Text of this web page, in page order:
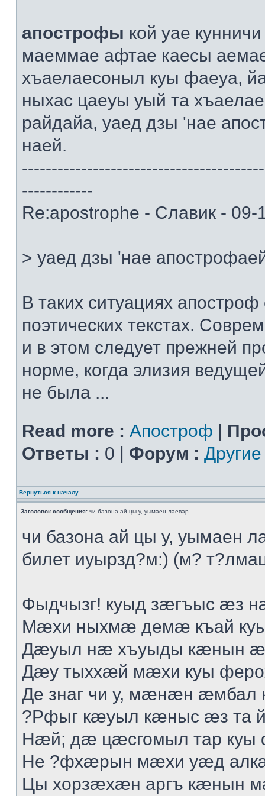
апострофы кой уае
маеммае афтае каесы
хъаелаесоныл куы фаеуа,
ныхас цаеуы уый та
райдайа, уаед дзы 'нае
наей.
------------
Re:apostrophe - Славик - 09-
> уаед дзы 'нае
В таких ситуациях апостроф
поэтических текстах.
и в этом следует прежней
норме, когда элизия
не была ...
Read more : Апостроф |
Ответы : 0 | Форум :
Вернуться к началу
Заголовок сообщения: чи базона ай цы у, уымаен лаевар
чи базона ай цы у, уымаен
билет иуырзд?м:) (м?
Фыдчызг! куыд зæгъыс æз
Мæхи ныхмæ демæ къай
Дæуыл нæ хъуыды кæнын
Дæу тыххæй мæхи куы
Де знаг чи у, мæнæн æмбал
?Рфыг кæуыл кæныс æз та
Нæй; дæ цæсгомыл тар
Не ?фхæрын мæхи уæд
Цы хорзæхæн аргъ кæнын